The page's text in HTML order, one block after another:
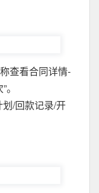
查看合同详情-
划/回款记录/开